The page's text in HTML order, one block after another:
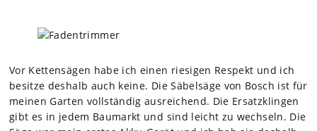
Vor Ket­ten­sä­gen habe ich einen rie­si­gen Respekt und ich
besitze des­halb auch keine. Die Säbel­säge von Bosch ist für
mei­nen Gar­ten voll­stän­dig aus­rei­chend. Die Ersatz­klin­gen
gibt es in jedem Bau­markt und sind leicht zu wech­seln. Die